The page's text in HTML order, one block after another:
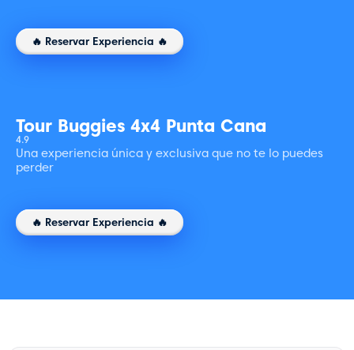
🔥 Reservar Experiencia 🔥
Tour Buggies 4x4 Punta Cana
4.9
Una experiencia única y exclusiva que no te lo puedes
perder
🔥 Reservar Experiencia 🔥